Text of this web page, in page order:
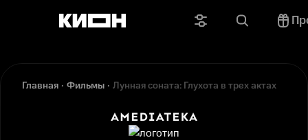
Главная Фильмы Лунная соната: Глухота в трех актах